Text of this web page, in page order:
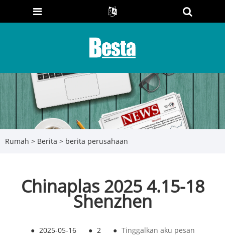
Rumah > Berita > berita perusahaan
Chinaplas 2025 4.15-18
Shenzhen
● 2025-05-16 ● 2 ● Tinggalkan aku pesan